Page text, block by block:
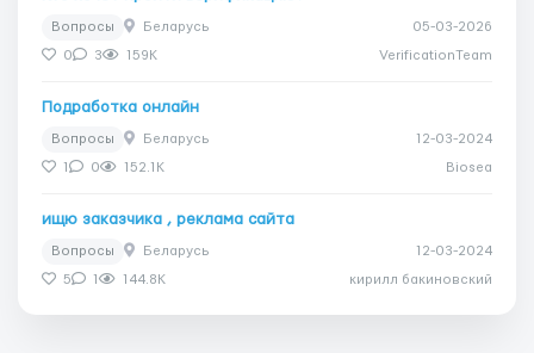
Вопросы Беларусь 05-03-2026
0 3 159K VerificationTeam
Подработка онлайн
Вопросы Беларусь 12-03-2024
1 0 152.1K Biosea
ищю заказчика , реклама сайта
Вопросы Беларусь 12-03-2024
5 1 144.8K кирилл бакиновский